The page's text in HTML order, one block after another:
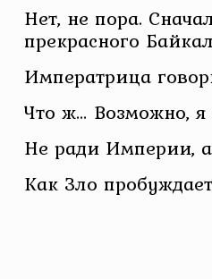
Нет, не пора.
прекрасного
Императрица
Что ж… Возможно,
Не ради Империи, а
Как Зло